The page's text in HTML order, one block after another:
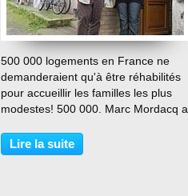
…
500 000 logements en France ne
demanderaient qu'à être réhabilités
pour accueillir les familles les plus
modestes! 500 000. Marc Mordacq a
l'immobilier et son constat
est...consternant. Les logements
Lire la suite